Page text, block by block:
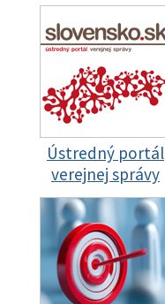
Ústredný portál
verejnej správy